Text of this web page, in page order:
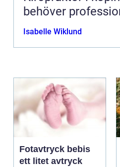
behöver
Isabelle Wiklund
Fotavtryck bebis
ett litet avtryck